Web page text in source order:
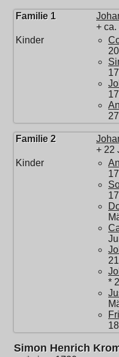
Familie 1
+ ca.
Kinder
Familie 2
+ 22
Kinder
*
Simon Henrich